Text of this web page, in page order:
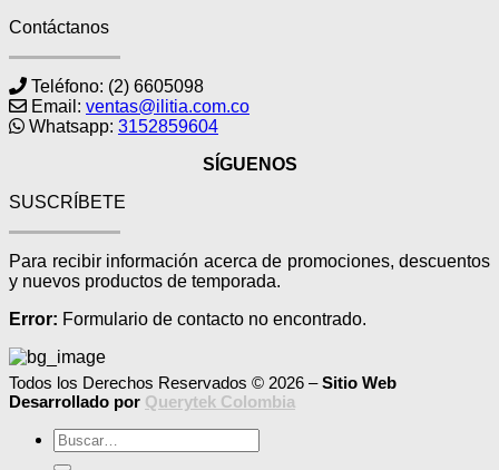
Contáctanos
Teléfono: (2) 6605098
Email: ventas@ilitia.com.co
Whatsapp: 3152859604
SÍGUENOS
SUSCRÍBETE
Para recibir información acerca de promociones, descuentos
y nuevos productos de temporada.
Error: Formulario de contacto no encontrado.
Todos los Derechos Reservados © 2026 –Sitio Web
Desarrollado por Querytek Colombia
Buscar
por: